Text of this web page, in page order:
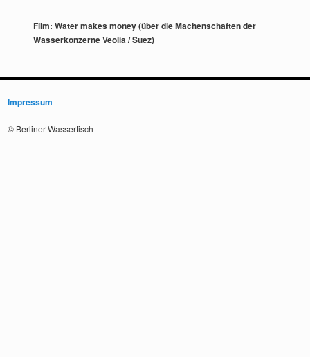
Film: Water makes money (über die Machenschaften der
Wasserkonzerne Veolia / Suez)
Impressum
© Berliner Wassertisch